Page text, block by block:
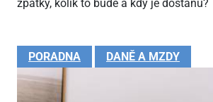
zpátky, kolik to bude a kdy je dostanu?
PORADNA DANĚ A MZDY